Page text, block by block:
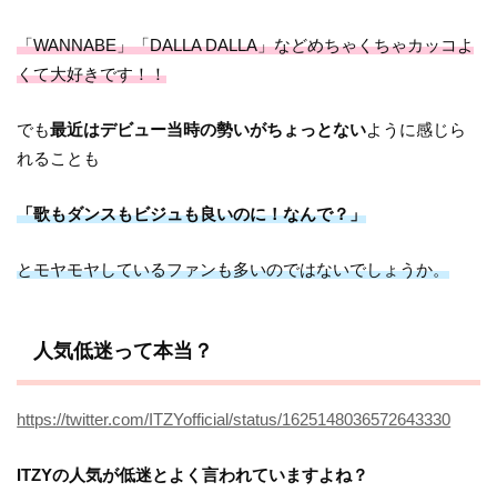
「WANNABE」「DALLA DALLA」などめちゃくちゃカッコよ
くて大好きです！！
でも最近はデビュー当時の勢いがちょっとないように感じら
れることも
「歌もダンスもビジュも良いのに！なんで？」
とモヤモヤしているファンも多いのではないでしょうか。
人気低迷って本当？
https://twitter.com/ITZYofficial/status/1625148036572643330
ITZYの人気が低迷とよく言われていますよね？